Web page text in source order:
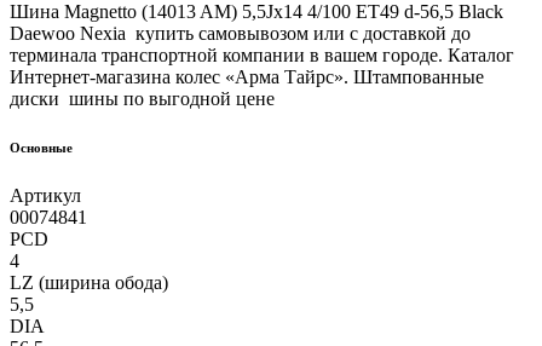
Шина Magnetto (14013 AM) 5,5Jx14 4/100 ET49 d-56,5 Black
Daewoo Nexia купить самовывозом или с доставкой до
терминала транспортной компании в вашем городе. Каталог
Интернет-магазина колес «Арма Тайрс». Штампованные
диски шины по выгодной цене
Основные
Артикул
00074841
PCD
4
LZ (ширина обода)
5,5
DIA